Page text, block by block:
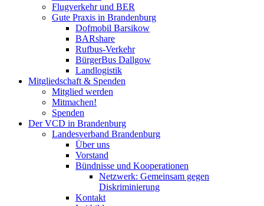
Flugverkehr und BER
Gute Praxis in Brandenburg
Dofmobil Barsikow
BARshare
Rufbus-Verkehr
BürgerBus Dallgow
Landlogistik
Mitgliedschaft & Spenden
Mitglied werden
Mitmachen!
Spenden
Der VCD in Brandenburg
Landesverband Brandenburg
Über uns
Vorstand
Bündnisse und Kooperationen
Netzwerk: Gemeinsam gegen
Diskriminierung
Kontakt